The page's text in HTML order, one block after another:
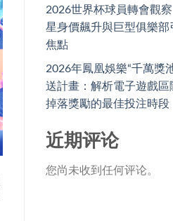
2026世界杯球員轉會觀
星身價飆升與巨型俱樂部
焦點
2026年鳳凰娛樂“千萬獎
送計畫：解析電子遊戲區
掉落獎勵的最佳投注時段
近期评论
您尚未收到任何评论。